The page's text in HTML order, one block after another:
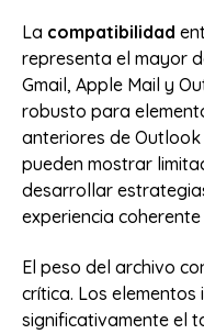
La compatibilidad
representa el mayor
Gmail, Apple Mail y
robusto para
anteriores de
pueden mostrar
desarrollar
experiencia
El peso del archivo
crítica. Los
significativamente el